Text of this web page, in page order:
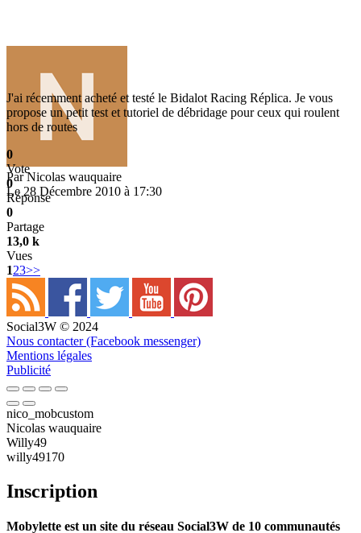
ParNicolas wauquaire
Le 28 Décembre 2010 à 17:30
J'ai récemment acheté et testé le Bidalot Racing Réplica. Je vous
propose un petit test et tutoriel de débridage pour ceux qui roulent
hors de routes
0
Vote
0
Réponse
0
Partage
13,0 k
Vues
123>>
Social3W © 2024
Nous contacter (Facebook messenger)
Mentions légales
Publicité
nico_mobcustom
Nicolas wauquaire
Willy49
willy49170
Inscription
Mobylette est un site du réseau Social3W de 10 communautés